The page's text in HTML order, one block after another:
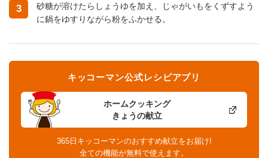
3
砂糖が溶けたらしょうゆを加え、じゃがいもをくずすよう
に鍋をゆすりながら粉をふかせる。
ホームクッキング
きょうの献立
キッコーマン公式レシピアプリ
365日キッコーマンのおすすめ献立をお届け!
全ての機能が無料で使えます。